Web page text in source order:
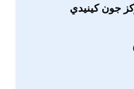
جون كينيدي